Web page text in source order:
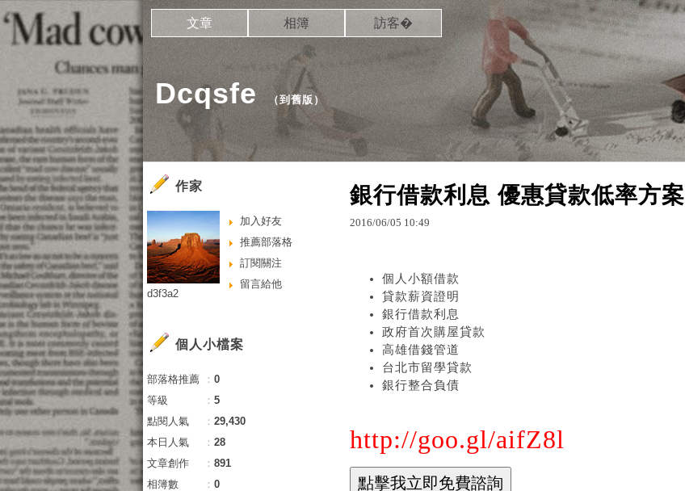
Dcqsfe （到舊版 ）
文章 相簿 訪客�
銀行借款利息 優惠貸款低率方案
2016/06/05 10:49
個人小額借款
貸款薪資證明
銀行借款利息
政府首次購屋貸款
高雄借錢管道
台北市留學貸款
銀行整合負債
http://goo.gl/aifZ8l
作家
加入好友
推薦部落格
訂閱關注
留言給他
d3f3a2
個人小檔案
部落格推薦 ： 0
等級
： 5
點閱人氣
： 29,430
本日人氣
： 28
文章創作
： 891
相簿數
： 0